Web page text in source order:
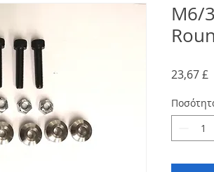
M6/
23,67 £